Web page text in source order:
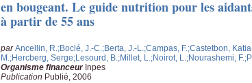
en bougeant. Le guide nutrition pour les
à partir de 55 ans
parAncellin, R. ;Boclé, J.-C. ;Berta, J.-L. ;Campas, F. ;Castetbon, Katia
M. ;Hercberg, Serge;Lesourd, B. ;Millet, L. ;Noirot, L. ;Nourashemi, F.
Organisme financeur Inpes
Publication Publié, 2006